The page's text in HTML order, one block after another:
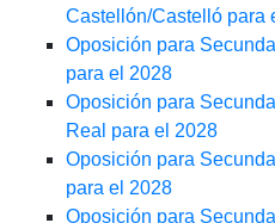
Castellón/Castelló para
Oposición para
para el 2028
Oposición para
Real para el 2028
Oposición para
para el 2028
Oposición para